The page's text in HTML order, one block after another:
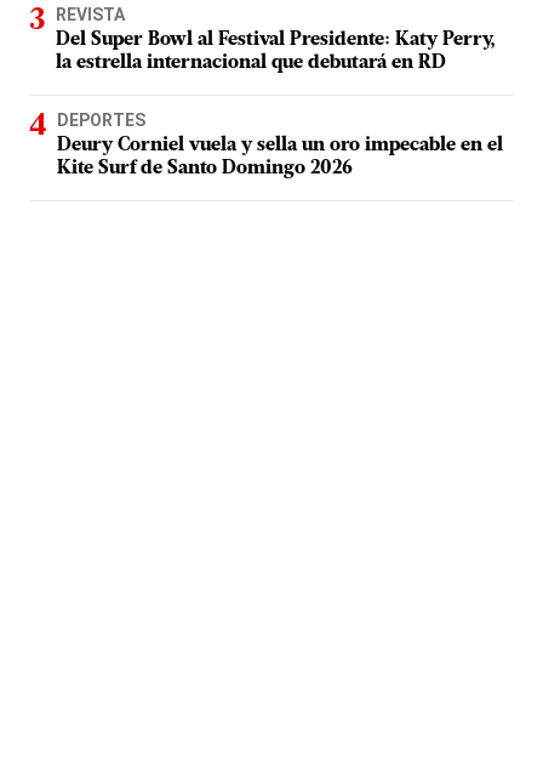
REVISTA
Del Super Bowl al Festival Presidente: Katy Perry,
la estrella internacional que debutará en RD
DEPORTES
Deury Corniel vuela y sella un oro impecable en el
Kite Surf de Santo Domingo 2026